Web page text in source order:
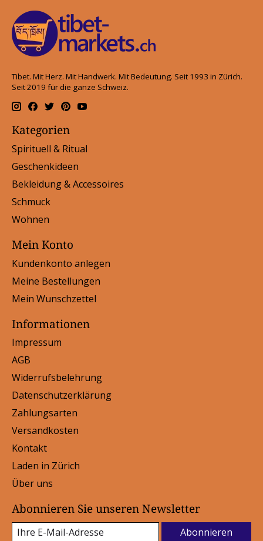
Tibet. Mit Herz. Mit Handwerk. Mit Bedeutung. Seit 1993 in Zürich.
Seit 2019 für die ganze Schweiz.
Kategorien
Spirituell & Ritual
Geschenkideen
Bekleidung & Accessoires
Schmuck
Wohnen
Mein Konto
Kundenkonto anlegen
Meine Bestellungen
Mein Wunschzettel
Informationen
Impressum
AGB
Widerrufsbelehrung
Datenschutzerklärung
Zahlungsarten
Versandkosten
Kontakt
Laden in Zürich
Über uns
Abonnieren Sie unseren Newsletter
Abonnieren